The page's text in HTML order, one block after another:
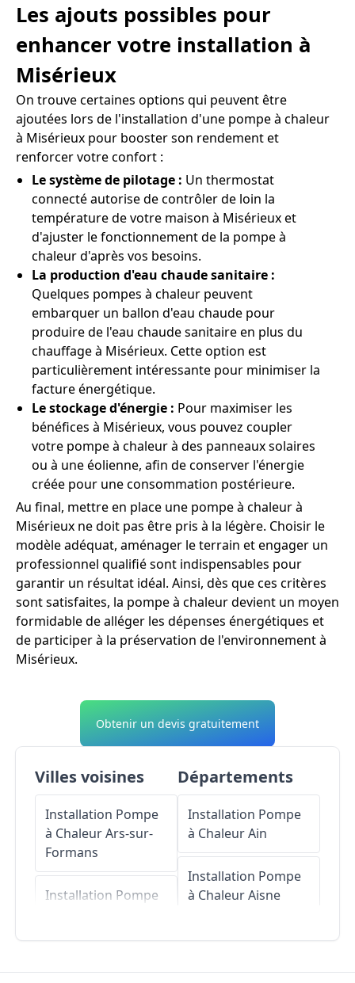
Les ajouts possibles pour
enhancer votre installation à
Misérieux
On trouve certaines options qui peuvent être
ajoutées lors de l'installation d'une pompe à chaleur
à Misérieux pour booster son rendement et
renforcer votre confort :
Le système de pilotage : Un thermostat
connecté autorise de contrôler de loin la
température de votre maison à Misérieux et
d'ajuster le fonctionnement de la pompe à
chaleur d'après vos besoins.
La production d'eau chaude sanitaire :
Quelques pompes à chaleur peuvent
embarquer un ballon d'eau chaude pour
produire de l'eau chaude sanitaire en plus du
chauffage à Misérieux. Cette option est
particulièrement intéressante pour minimiser la
facture énergétique.
Le stockage d'énergie : Pour maximiser les
bénéfices à Misérieux, vous pouvez coupler
votre pompe à chaleur à des panneaux solaires
ou à une éolienne, afin de conserver l'énergie
créée pour une consommation postérieure.
Au final, mettre en place une pompe à chaleur à
Misérieux ne doit pas être pris à la légère. Choisir le
modèle adéquat, aménager le terrain et engager un
professionnel qualifié sont indispensables pour
garantir un résultat idéal. Ainsi, dès que ces critères
sont satisfaites, la pompe à chaleur devient un moyen
formidable de alléger les dépenses énergétiques et
de participer à la préservation de l'environnement à
Misérieux.
Obtenir un devis gratuitement
Villes voisines
Installation Pompe
à ChaleurArs-sur-
Formans
Installation Pompe
à ChaleurFrans
Départements
Installation Pompe
à ChaleurAin
Installation Pompe
à ChaleurAisne
Installation Pompe